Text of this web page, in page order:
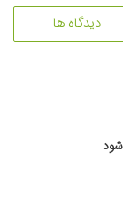
دیدگاه ها